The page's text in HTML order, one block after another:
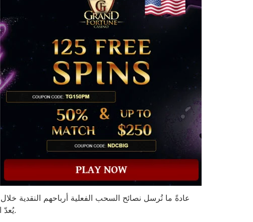
الإلكترونية وInterac وNeosurf. يُعدّ التقلب الجديد للعملات المشفرة، بما في ذلك بيتكوين، أمرًا مُرهقًا لمعظم اللاعبين.